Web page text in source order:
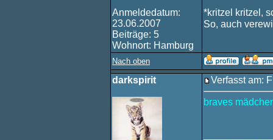
Anmeldedatum:
23.06.2007
Beiträge: 5
Wohnort: Hamburg
*kritzel kritzel,
So, auch
Nach oben
darkspirit Verfasst am:
braves